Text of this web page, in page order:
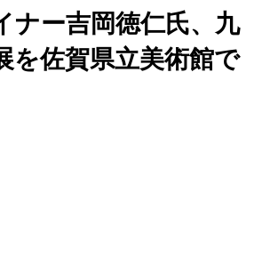
ナー吉岡徳仁氏、九
を佐賀県立美術館で